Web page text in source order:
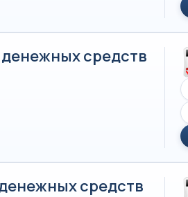
средств
средств